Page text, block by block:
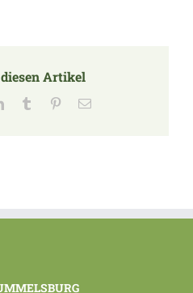
Artikel
LinkedInTumblr Pinterest
E-